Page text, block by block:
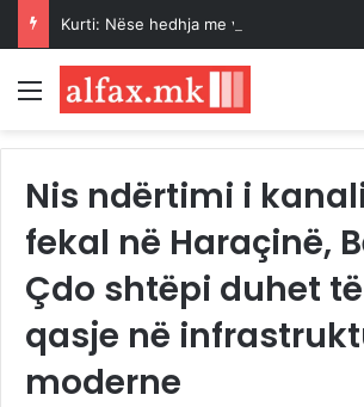
Menu
Nis ndërtimi i
fekal në Haraçinë,
Çdo shtëpi duhet
qasje në
moderne